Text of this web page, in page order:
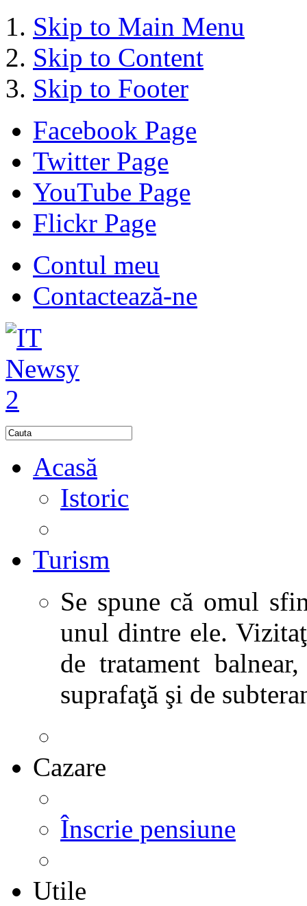
Skip to Main Menu
Skip to Content
Skip to Footer
Facebook Page
Twitter Page
YouTube Page
Flickr Page
Contul meu
Contactează-ne
Acasă
Istoric
Turism
Se spune că omul
unul dintre ele.
de tratament
suprafaţă şi de
Cazare
Înscrie pensiune
Utile